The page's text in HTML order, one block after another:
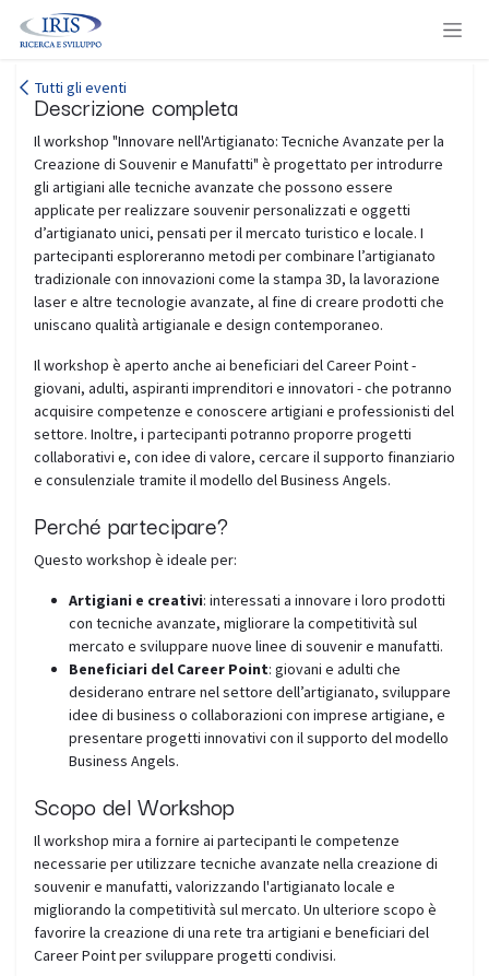
Passa al contenuto
Tutti gli eventi
Descrizione completa
Il workshop "Innovare nell'Artigianato: Tecniche Avanzate per la
Creazione di Souvenir e Manufatti" è progettato per introdurre
gli artigiani alle tecniche avanzate che possono essere
applicate per realizzare souvenir personalizzati e oggetti
d’artigianato unici, pensati per il mercato turistico e locale. I
partecipanti esploreranno metodi per combinare l’artigianato
tradizionale con innovazioni come la stampa 3D, la lavorazione
laser e altre tecnologie avanzate, al fine di creare prodotti che
uniscano qualità artigianale e design contemporaneo.
Il workshop è aperto anche ai beneficiari del Career Point -
giovani, adulti, aspiranti imprenditori e innovatori - che potranno
acquisire competenze e conoscere artigiani e professionisti del
settore. Inoltre, i partecipanti potranno proporre progetti
collaborativi e, con idee di valore, cercare il supporto finanziario
e consulenziale tramite il modello del Business Angels.
Perché partecipare?
Questo workshop è ideale per:
Artigiani e creativi: interessati a innovare i loro prodotti
con tecniche avanzate, migliorare la competitività sul
mercato e sviluppare nuove linee di souvenir e manufatti.
Beneficiari del Career Point: giovani e adulti che
desiderano entrare nel settore dell’artigianato, sviluppare
idee di business o collaborazioni con imprese artigiane, e
presentare progetti innovativi con il supporto del modello
Business Angels.
Scopo del Workshop
Il workshop mira a fornire ai partecipanti le competenze
necessarie per utilizzare tecniche avanzate nella creazione di
souvenir e manufatti, valorizzando l'artigianato locale e
migliorando la competitività sul mercato. Un ulteriore scopo è
favorire la creazione di una rete tra artigiani e beneficiari del
Career Point per sviluppare progetti condivisi.